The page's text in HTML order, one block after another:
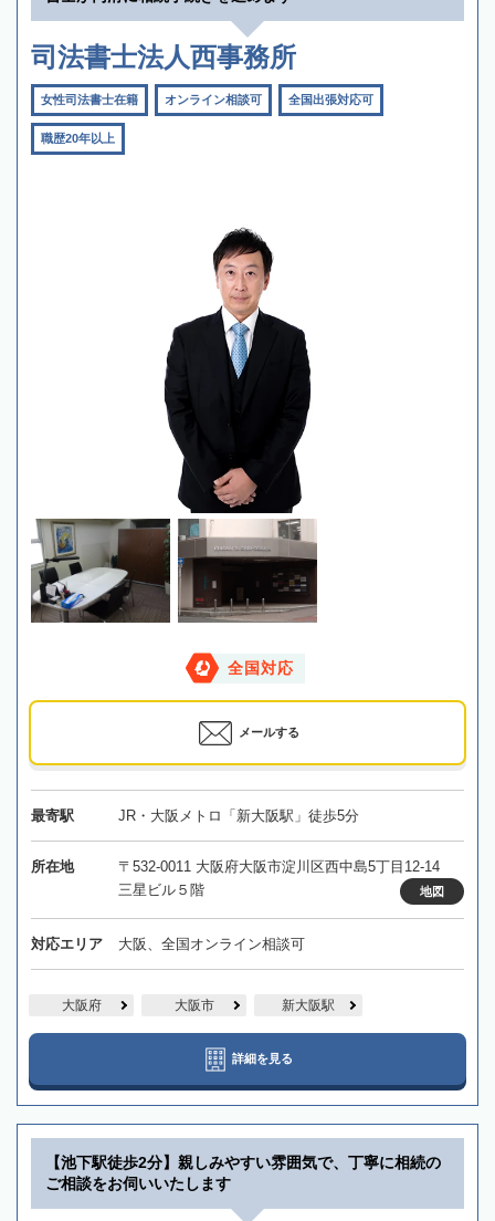
司法書士法人西事務所
女性司法書士在籍 オンライン相談可 全国出張対応可
職歴20年以上
全国対応
メールする
最寄駅 JR・大阪メトロ「新大阪駅」徒歩5分
所在地
〒532-0011 大阪府大阪市淀川区西中島5丁目12-14
三星ビル５階
地図
対応エリア 大阪、全国オンライン相談可
大阪府 大阪市 新大阪駅
詳細を見る
【池下駅徒歩2分】親しみやすい雰囲気で、丁寧に相続の
ご相談をお伺いいたします